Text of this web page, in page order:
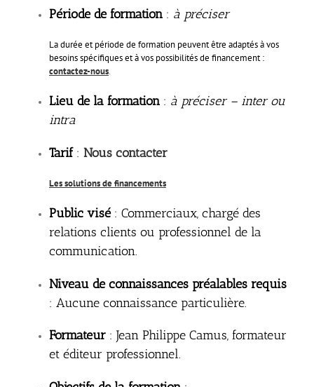
Période de formation : à préciser
La durée et période de formation peuvent être adaptés à vos
besoins spécifiques et à vos possibilités de financement :
contactez-nous.
Lieu de la formation : à préciser– inter ou
intra
Tarif : Nous contacter
Les solutions de financements
Public visé : Commerciaux, chargé des
relations clients ou professionnel de la
communication.
Niveau de connaissances préalables requis
: Aucune connaissance particulière.
Formateur : Jean Philippe Camus, formateur
et éditeur professionnel.